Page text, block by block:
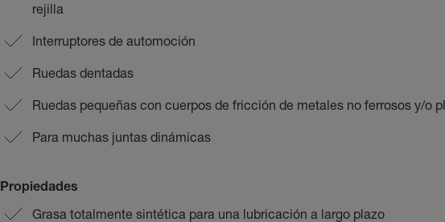
rejilla
Interruptores de automoción
Ruedas dentadas
Ruedas pequeñas con cuerpos de fricción de metales no ferrosos y/o
Para muchas juntas dinámicas
Propiedades
Grasa totalmente sintética para una lubricación a largo plazo